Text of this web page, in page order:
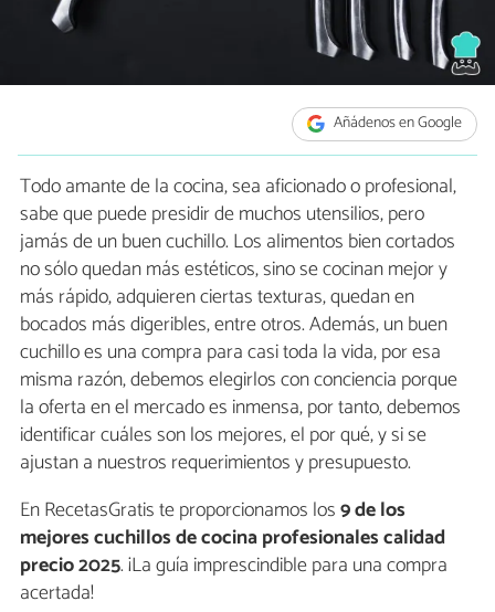
Añádenos en Google
Todo amante de la cocina, sea aficionado o profesional,
sabe que puede presidir de muchos utensilios, pero
jamás de un buen cuchillo. Los alimentos bien cortados
no sólo quedan más estéticos, sino se cocinan mejor y
más rápido, adquieren ciertas texturas, quedan en
bocados más digeribles, entre otros. Además, un buen
cuchillo es una compra para casi toda la vida, por esa
misma razón, debemos elegirlos con conciencia porque
la oferta en el mercado es inmensa, por tanto, debemos
identificar cuáles son los mejores, el por qué, y si se
ajustan a nuestros requerimientos y presupuesto.
En RecetasGratis te proporcionamos los9 de los
mejores cuchillos de cocina profesionales calidad
precio 2025. ¡La guía imprescindible para una compra
acertada!